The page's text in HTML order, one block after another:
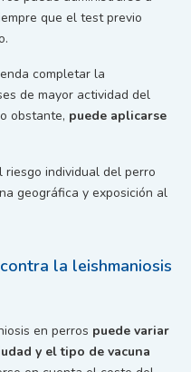
que el test previo
completar la
de mayor actividad del
obstante, puede aplicarse
individual del perro
geográfica y exposición al
la leishmaniosis
en perros puede variar
y el tipo de vacuna